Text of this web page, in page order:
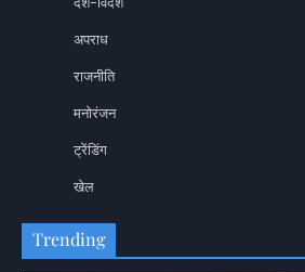
अपराध
राजनीति
मनोरंजन
ट्रेंडिंग
खेल
Trending